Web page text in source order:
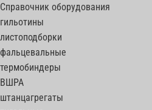
Справочник оборудования
гильотины
листоподборки
фальцевальные
термобиндеры
ВШРА
штанцагрегаты